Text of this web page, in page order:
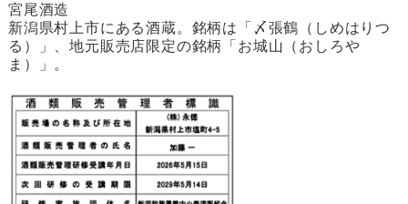
宮尾酒造
新潟県村上市にある酒蔵。銘柄は「〆張鶴（しめはりつ
る）」、地元販売店限定の銘柄「お城山（おしろや
ま）」。